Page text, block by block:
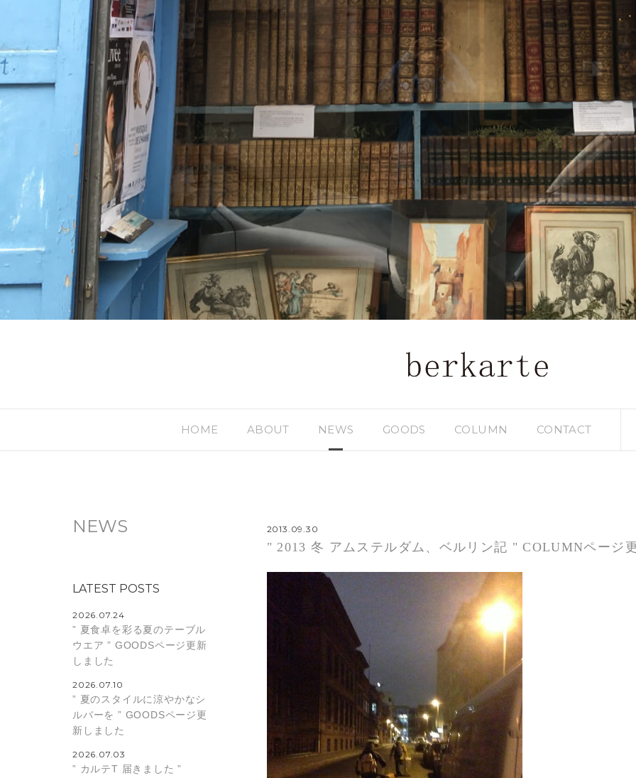
HOME ABOUT NEWS GOODS COLUMN CONTACT
NEWS 2013.09.30
" 2013 冬 アムステルダム、ベルリン記 " COLUMNページ
LATEST POSTS
2026.07.24
” 夏食卓を彩る夏のテーブル
ウエア ” GOODSページ更新
しました
2026.07.10
” 夏のスタイルに涼やかなシ
ルバーを ” GOODSページ更
新しました
2026.07.03
” カルテT 届きました ”